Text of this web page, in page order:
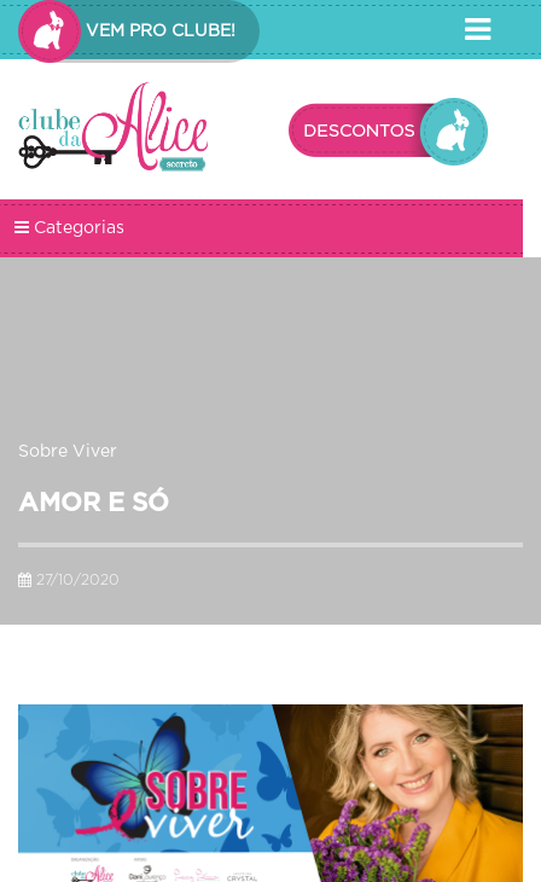
VEM PRO CLUBE!
Categorias
Sobre Viver
AMOR E SÓ
27/10/2020